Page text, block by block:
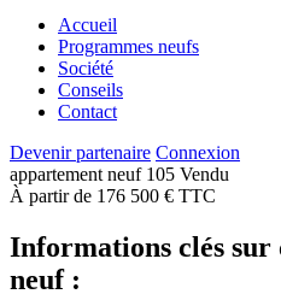
Accueil
Programmes neufs
Société
Conseils
Contact
Devenir partenaire Connexion
appartement neuf105 Vendu
À partir de 176 500 € TTC
Informations clés sur
neuf :